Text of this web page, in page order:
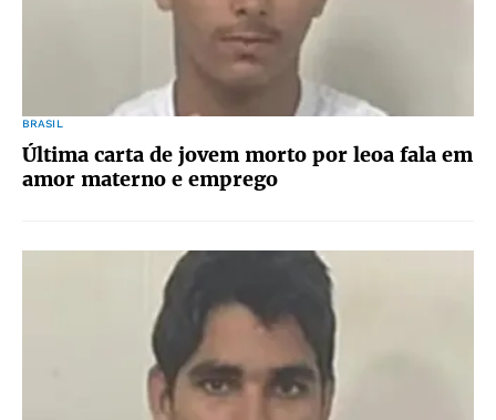
BRASIL
Última carta de jovem morto por leoa fala em
amor materno e emprego